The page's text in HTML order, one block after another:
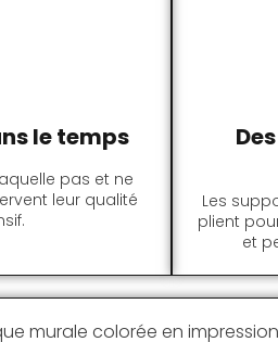
le temps
pas et ne
leur qualité
Les
plient
et